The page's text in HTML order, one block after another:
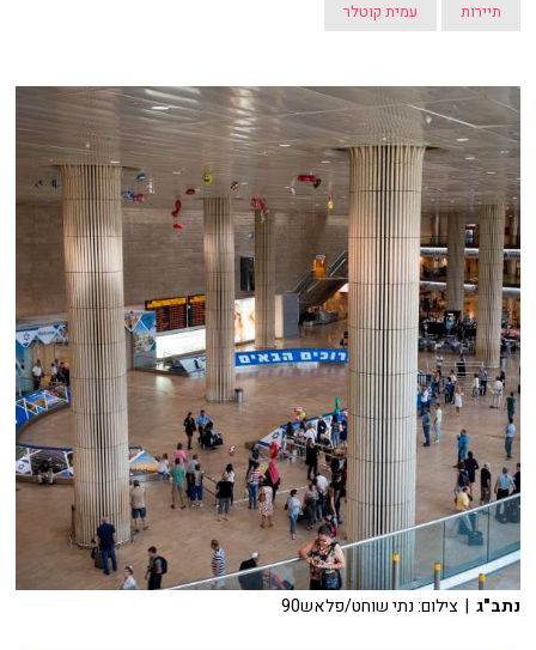
תיירות עמית קוטלר
נתב"ג | צילום: נתי שוחט/פלאש90